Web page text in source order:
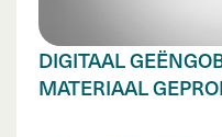
DIGITAAL
MATERIAAL